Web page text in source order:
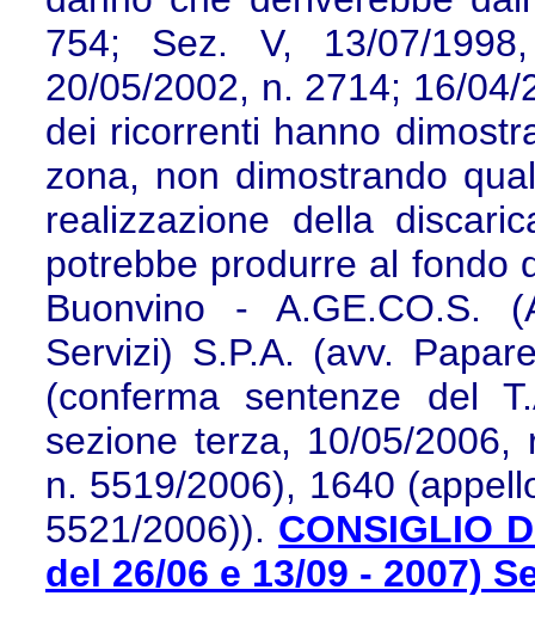
754; Sez. V, 13/07/
20/05/2002, n. 2714; 16/
dei ricorrenti hanno
zona, non dimostrando
realizzazione della
potrebbe produrre al fondo
Buonvino - A.GE.CO.S.
Servizi) S.P.A. (avv.
(conferma sentenze del
sezione terza, 10/05/2006,
n. 5519/2006), 1640
5521/2006)). CONSIGLIO
del 26/06 e 13/09 - 2007)